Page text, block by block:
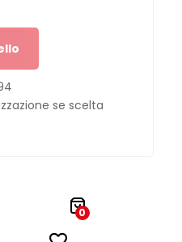
se scelta
0